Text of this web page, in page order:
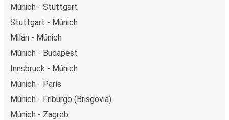
Múnich - Stuttgart
Stuttgart - Múnich
Milán - Múnich
Múnich - Budapest
Innsbruck - Múnich
Múnich - París
Múnich - Friburgo (Brisgovia)
Múnich - Zagreb